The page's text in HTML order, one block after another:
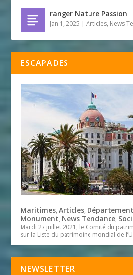
ranger Nature Passion
Jan 1, 2025 |Articles, News
ESCAPADES
Maritimes,Articles, Département
Monument, News Tendance,
Mardi 27 juillet 2021, le Comité du
sur la Liste du patrimoine mondial de
NEWSLETTER